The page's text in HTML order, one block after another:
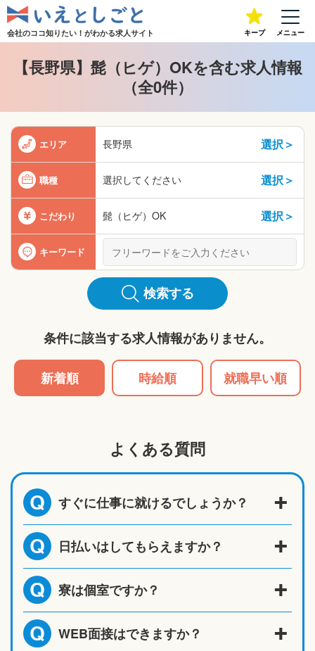
会社のココ知りたい！がわかる求人サイト キープ メニュー
【長野県】髭（ヒゲ）OKを含む求人情報
（全0件）
エリア 長野県 選択＞
職種 選択してください 選択＞
こだわり 髭（ヒゲ）OK 選択＞
キーワード
検索する
条件に該当する求人情報がありません。
新着順 時給順 就職早い順
よくある質問
Q すぐに仕事に就けるでしょうか？
Q 日払いはしてもらえますか？
Q 寮は個室ですか？
Q WEB面接はできますか？